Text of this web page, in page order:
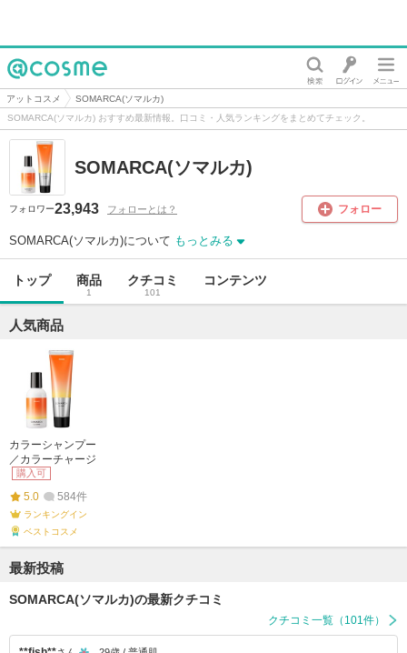
@cosme
アットコスメ
SOMARCA(ソマルカ)
SOMARCA(ソマルカ) おすすめ最新情報。口コミ・人気ランキングをまとめてチェック。
SOMARCA(ソマルカ)
フォロワー23,943 フォローとは？ フォロー
SOMARCA(ソマルカ)について もっとみる
トップ 商品
1
クチコミ
101
コンテンツ
人気商品
カラーシャンプー
／カラーチャージ
購入可
5.0 584件
ランキングイン
ベストコスメ
最新投稿
SOMARCA(ソマルカ)の最新クチコミ
クチコミ一覧（101件）